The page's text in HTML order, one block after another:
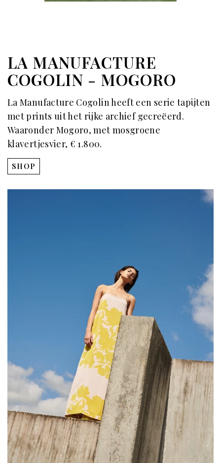
LA MANUFACTURE
COGOLIN - MOGORO
La Manufacture Cogolin heeft een serie tapijten
met prints uit het rijke archief gecreëerd.
Waaronder Mogoro, met mosgroene
klavertjesvier, € 1.800.
SHOP